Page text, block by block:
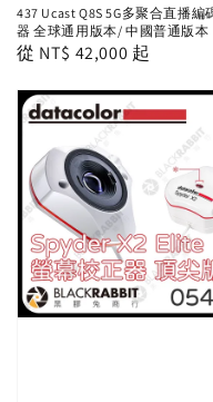
437 Ucast Q8S 5G多聚合直播編
器 全球通用版本/ 中國普通版本
Regular
從 NT$ 42,000 起